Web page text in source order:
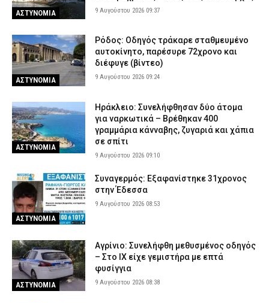
ΑΣΤΥΝΟΜΙΑ 9 Αυγούστου 2026 09:37
ΑΣΤΥΝΟΜΙΑ
Ρόδος: Οδηγός τράκαρε σταθμευμένο
αυτοκίνητο, παρέσυρε 72χρονο και
διέφυγε (βίντεο)
9 Αυγούστου 2026 09:24
ΑΣΤΥΝΟΜΙΑ
Ηράκλειο: Συνελήφθησαν δύο άτομα
για ναρκωτικά – Βρέθηκαν 400
γραμμάρια κάνναβης, ζυγαριά και χάπια
σε σπίτι
9 Αυγούστου 2026 09:10
ΑΣΤΥΝΟΜΙΑ
Συναγερμός: Εξαφανίστηκε 31χρονος
στην Έδεσσα
9 Αυγούστου 2026 08:53
ΑΣΤΥΝΟΜΙΑ
Αγρίνιο: Συνελήφθη μεθυσμένος οδηγός
– Στο ΙΧ είχε γεμιστήρα με επτά
φυσίγγια
9 Αυγούστου 2026 08:38